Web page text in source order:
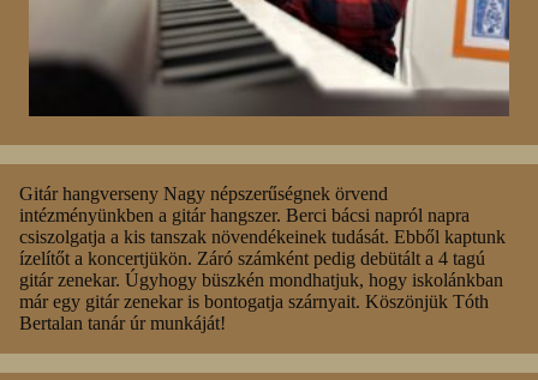
Gitár hangverseny Nagy népszerűségnek örvend
intézményünkben a gitár hangszer. Berci bácsi napról napra
csiszolgatja a kis tanszak növendékeinek tudását. Ebből kaptunk
ízelítőt a koncertjükön. Záró számként pedig debütált a 4 tagú
gitár zenekar. Úgyhogy büszkén mondhatjuk, hogy iskolánkban
már egy gitár zenekar is bontogatja szárnyait. Köszönjük Tóth
Bertalan tanár úr munkáját!